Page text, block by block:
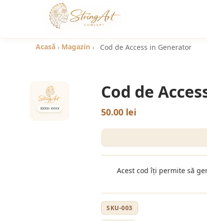
Acasă › Magazin › Cod de Access in Generator
Cod de
50.00 lei
Acest cod îți permite să
SKU-003